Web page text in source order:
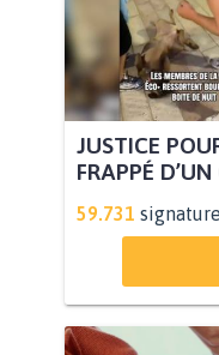
JUSTICE
FRAPPÉ
59.731